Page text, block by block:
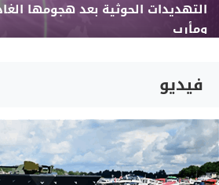
التهديدات الحوثية بعد هجومها
ومأرب
فيديو